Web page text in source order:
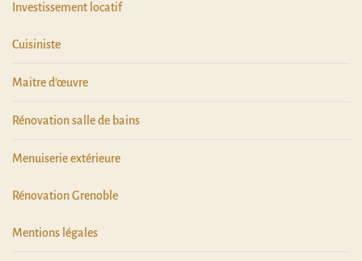
Investissement locatif
Cuisiniste
Maitre d'œuvre
Rénovation salle de bains
Menuiserie extérieure
Rénovation Grenoble
Mentions légales